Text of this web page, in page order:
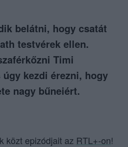
belátni, hogy csatát
testvérek ellen.
Timi
kezdi érezni, hogy
nagy bűneiért.
közt epizódjait az RTL+-on!